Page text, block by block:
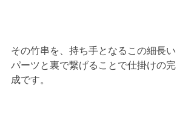
その竹串を、持ち手となるこの細長い
パーツと裏で繋げることで仕掛けの完
成です。